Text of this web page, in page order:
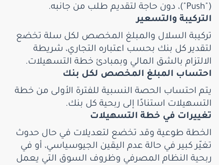
("Push")، دون حاجة لتقديم طلب من جانبه.
التركيبة والتسعير
تركيبة السلال والمبلغ المخصص لكل سلة تخضع
لتقدير كل بنك بحسب اعتباره التجاري، شريطة
الالتزام بالشق المالي وبمبادئ خطة التسهيلات.
احتساب المبلغ المخصص لكل بنك
يتم احتساب الحصة النسبية للفترة الأولى من خطة
التسهيلات استنادًا إلى ربحية كل بنك.
تغييرات في خطة التسهيلات
الخطة طوعية وقد تخضع لتعديلات في حال حدوث
تغيّر كبير في حالة عدم اليقين الجيوسياسي، أو في
ربحية النظام المصرفي وظروف السوق التي يعمل